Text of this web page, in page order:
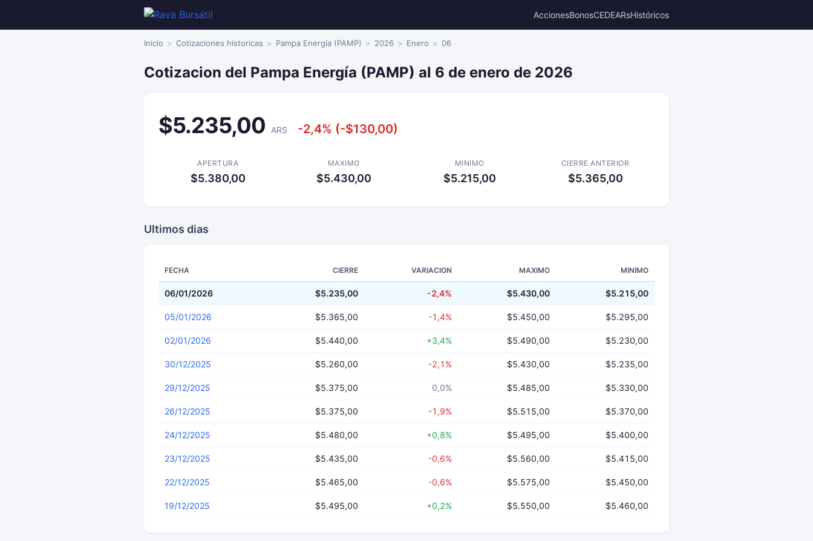
AccionesBonosCEDEARsHistóricos
Inicio Cotizaciones historicas Pampa Energía (PAMP) 2026 Enero 06
Cotizacion del Pampa Energía (PAMP) al 6 de enero de 2026
$5.235,00 ARS -2,4% (-$130,00)
APERTURA
$5.380,00
MAXIMO
$5.430,00
MINIMO
$5.215,00
CIERRE ANTERIOR
$5.365,00
Ultimos dias
FECHA CIERRE VARIACION MAXIMO MINIMO
06/01/2026 $5.235,00 -2,4% $5.430,00 $5.215,00
05/01/2026 $5.365,00 -1,4% $5.450,00 $5.295,00
02/01/2026 $5.440,00 +3,4% $5.490,00 $5.230,00
30/12/2025 $5.260,00 -2,1% $5.430,00 $5.235,00
29/12/2025 $5.375,00 0,0% $5.485,00 $5.330,00
26/12/2025 $5.375,00 -1,9% $5.515,00 $5.370,00
24/12/2025 $5.480,00 +0,8% $5.495,00 $5.400,00
23/12/2025 $5.435,00 -0,6% $5.560,00 $5.415,00
22/12/2025 $5.465,00 -0,6% $5.575,00 $5.450,00
19/12/2025 $5.495,00 +0,2% $5.550,00 $5.460,00